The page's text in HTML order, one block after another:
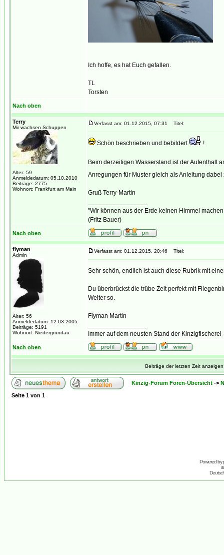
Ich hoffe, es hat Euch gefallen.
TL
Torsten
Nach oben
Terry
Mir wachsen Schuppen
Alter: 59
Anmeldedatum: 05.10.2010
Beiträge: 2775
Wohnort: Frankfurt am Main
Verfasst am: 01.12.2015, 07:31 Titel:
Schön beschrieben und bebildert !
Beim derzeitigen Wasserstand ist der Aufenthalt
Anregungen für Muster gleich als Anleitung
Gruß Terry-Martin
"Wir können aus der Erde keinen Himmel
(Fritz Bauer)
Nach oben
flyman
Admin
Alter: 56
Anmeldedatum: 12.03.2005
Beiträge: 5191
Wohnort: Niedergründau
Verfasst am: 01.12.2015, 20:46 Titel:
Sehr schön, endlich ist auch diese Rubrik mit
Du überbrückst die trübe Zeit perfekt mit
Weiter so.
Flyman Martin
Immer auf dem neusten Stand der Kinzigfischerei
Nach oben
Beiträge der letzten Zeit
Kinzig-Forum Foren-Übersicht ->
Seite 1 von 1
Powered by